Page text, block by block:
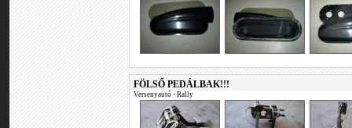
FÖLSŐ PEDÁLBAK!!!
Versenyautó • Rally